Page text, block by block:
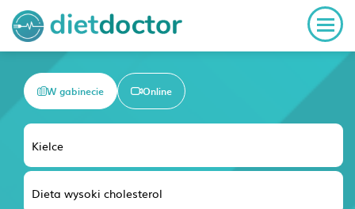
W gabinecie Online